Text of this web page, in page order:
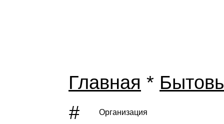
Главная *
#
Организация